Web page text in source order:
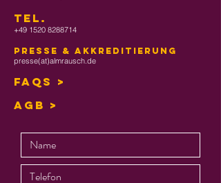
TEL .
+49 1520 8288714
Presse & Akkreditierung
presse(at)almrausch.de
FAQs >
AGB >